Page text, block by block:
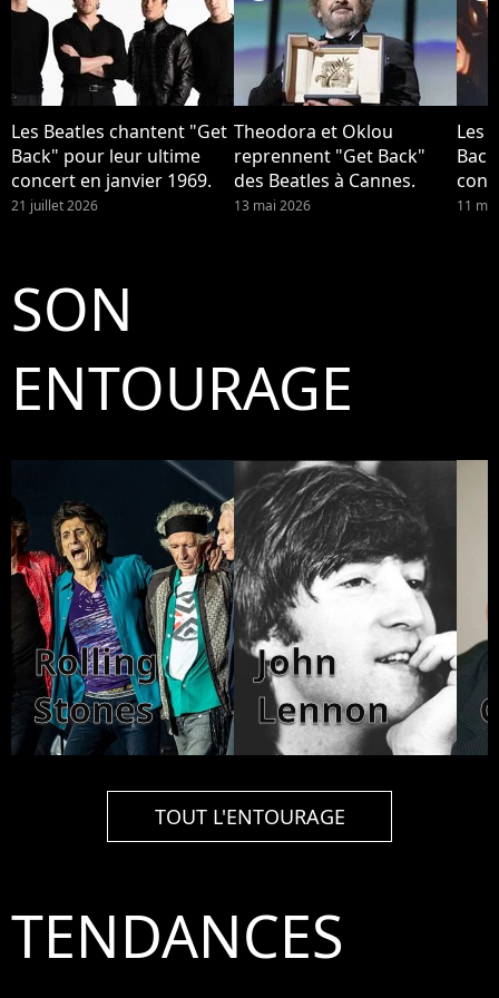
Les Beatles chantent "Get
Back" pour leur ultime
concert en janvier 1969.
21 juillet 2026
Theodora et Oklou
reprennent "Get Back"
des Beatles à Cannes.
13 mai 2026
Les
11
SON
ENTOURAGE
Rolling
Stones
John
Lennon
TOUT L'ENTOURAGE
TENDANCES